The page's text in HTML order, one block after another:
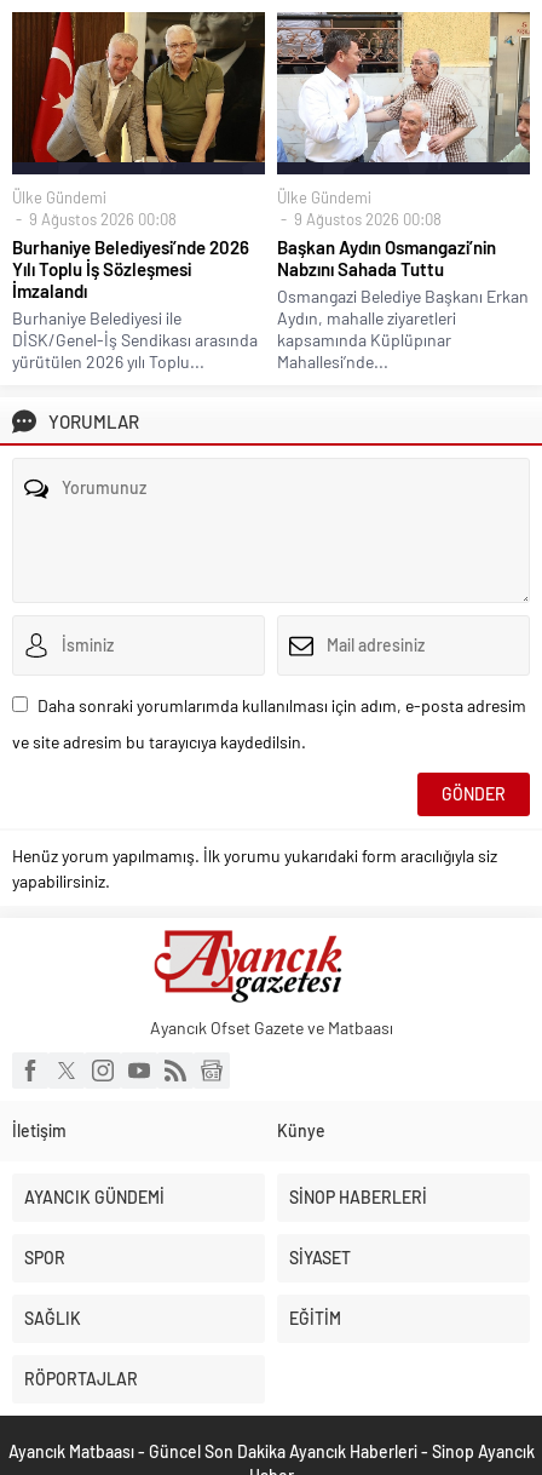
Ülke Gündemi
9 Ağustos 2026 00:08
Burhaniye Belediyesi’nde 2026
Yılı Toplu İş Sözleşmesi
İmzalandı
Burhaniye Belediyesi ile
DİSK/Genel-İş Sendikası arasında
yürütülen 2026 yılı Toplu...
Ülke Gündemi
9 Ağustos 2026 00:08
Başkan Aydın Osmangazi’nin
Nabzını Sahada Tuttu
Osmangazi Belediye Başkanı Erkan
Aydın, mahalle ziyaretleri
kapsamında Küplüpınar
Mahallesi’nde...
YORUMLAR
Daha sonraki yorumlarımda kullanılması için adım, e-posta adresim
ve site adresim bu tarayıcıya kaydedilsin.
Henüz yorum yapılmamış. İlk yorumu yukarıdaki form aracılığıyla siz
yapabilirsiniz.
Ayancık Ofset Gazete ve Matbaası
İletişim Künye
AYANCIK GÜNDEMİ SİNOP HABERLERİ
SPOR SİYASET
SAĞLIK EĞİTİM
RÖPORTAJLAR
Ayancık Matbaası - Güncel Son Dakika Ayancık Haberleri - Sinop Ayancık